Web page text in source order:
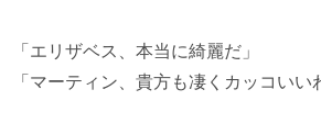
「エリザベス、本当に綺麗だ」
「マーティン、貴方も凄くカッコいい